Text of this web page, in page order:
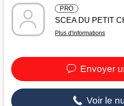
PRO
SCEA DU PETIT
Plus d'informations
Envoyer
Voir le